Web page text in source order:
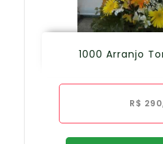
1000 Arranjo
R$